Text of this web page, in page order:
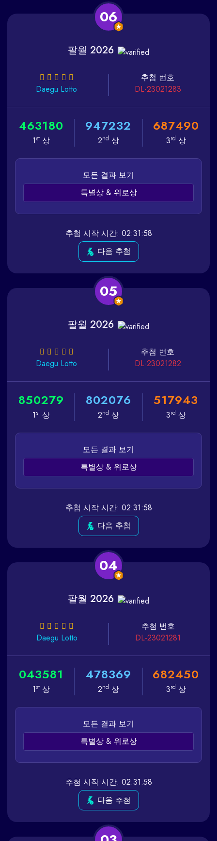
06
팔월 2026
Daegu Lotto
추첨 번호
DL-23021283
463180
1st상
947232
2nd 상
687490
3rd 상
모든 결과 보기
특별상 & 위로상
추첨 시작 시간: 02:31:58
다음 추첨
05
팔월 2026
Daegu Lotto
추첨 번호
DL-23021282
850279
1st상
802076
2nd 상
517943
3rd 상
모든 결과 보기
특별상 & 위로상
추첨 시작 시간: 02:31:58
다음 추첨
04
팔월 2026
Daegu Lotto
추첨 번호
DL-23021281
043581
1st상
478369
2nd 상
682450
3rd 상
모든 결과 보기
특별상 & 위로상
추첨 시작 시간: 02:31:58
다음 추첨